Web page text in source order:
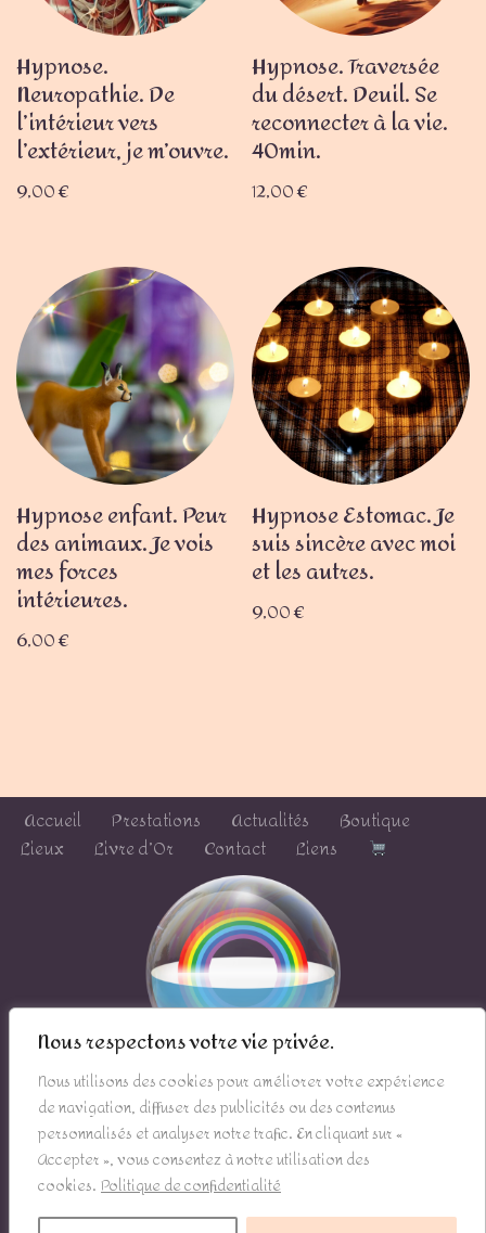
Nous respectons votre vie privée.
Nous utilisons des cookies pour améliorer votre expérience
de navigation, diffuser des publicités ou des contenus
personnalisés et analyser notre trafic. En cliquant sur «
Accepter », vous consentez à notre utilisation des
cookies.Politique de confidentialité
Hypnose.
Neuropathie. De
l’intérieur vers
l’extérieur, je m’ouvre.
9,00€
Hypnose. Traversée
du désert. Deuil. Se
reconnecter à la vie.
40min.
12,00€
Hypnose enfant. Peur
des animaux. Je vois
mes forces
intérieures.
6,00€
Hypnose Estomac. Je
suis sincère avec moi
et les autres.
9,00€
Accueil Prestations Actualités
Boutique
Lieux
Livre d’Or Contact Liens
Mentions légales
Politique de confidentialité